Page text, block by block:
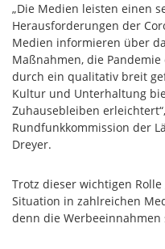
„Die Medien leisten einen
Herausforderungen der
Medien informieren über
Maßnahmen, die
durch ein qualitativ breit
Kultur und Unterhaltung
Zuhausebleiben
Rundfunkkommission der
Dreyer.
Trotz dieser wichtigen
Situation in zahlreichen
denn die